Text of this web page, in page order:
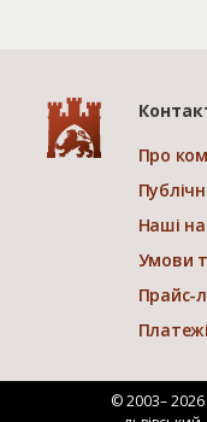
Про
Наші
Умови
Прайс-
© 2003–